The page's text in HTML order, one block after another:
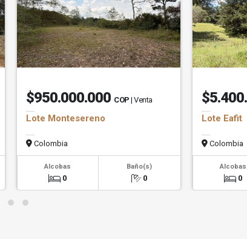
$950.000.000 COP | Venta
Lote Montesereno
Colombia
Alcobas
0
Baño(s)
0
Lote Eafit
Colombia
Alcobas
0